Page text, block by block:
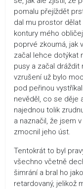
pomalu přejíždět
dal mu prostor
kontury mého
poprvé zkoumá, jak
začal lehce dotýkat
pusy a začal dráždit
vzrušení už bylo
pod peřinou
nevěděl, co se děje
najednou tolik
a naznačil, že jsem
zmocnil jeho úst.
Tentokrát to byl
všechno včetně
šimrání a bral ho
retardovaný, jelikož